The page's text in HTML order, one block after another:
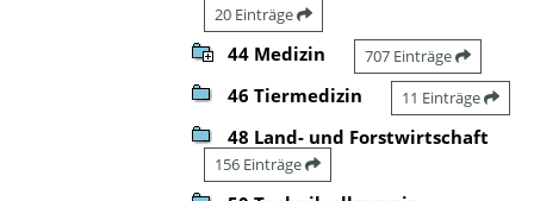
20 Einträge
44 Medizin 707 Einträge
46 Tiermedizin 11 Einträge
48 Land- und Forstwirtschaft
156 Einträge